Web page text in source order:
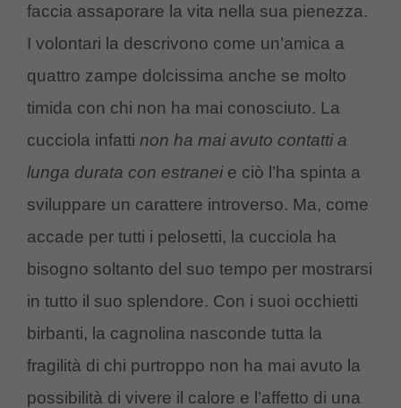
faccia assaporare la vita nella sua pienezza.
I volontari la descrivono come un’amica a
quattro zampe dolcissima anche se molto
timida con chi non ha mai conosciuto. La
cucciola infatti non ha mai avuto contatti a
lunga durata con estraneie ciò l’ha spinta a
sviluppare un carattere introverso. Ma, come
accade per tutti i pelosetti, la cucciola ha
bisogno soltanto del suo tempo per mostrarsi
in tutto il suo splendore. Con i suoi occhietti
birbanti, la cagnolina nasconde tutta la
fragilità di chi purtroppo non ha mai avuto la
possibilità di vivere il calore e l’affetto di una